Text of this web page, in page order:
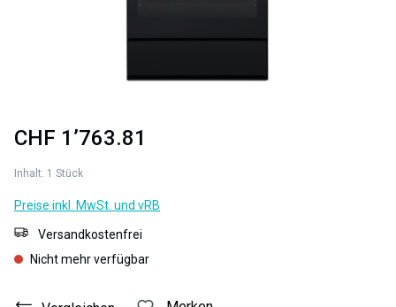
CHF 1’763.81
Inhalt: 1 Stück
Preise inkl. MwSt. und vRB
Versandkostenfrei
Nicht mehr verfügbar